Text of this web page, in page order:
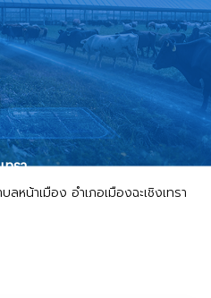
ทรา
หน้าเมือง อำเภอเมืองฉะเชิงเทรา